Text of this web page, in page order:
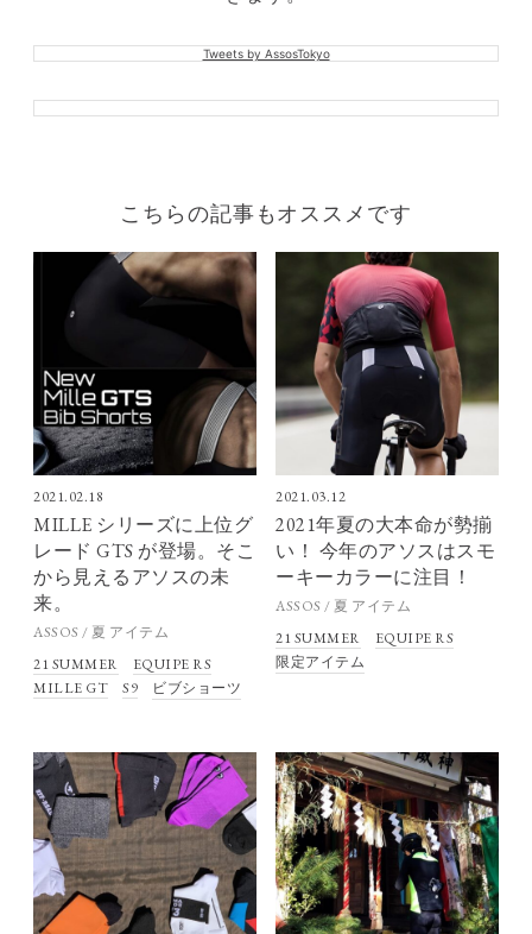
Tweets by AssosTokyo
こちらの記事もオススメです
2021.02.18
MILLE シリーズに上位グ
レード GTS が登場。そこ
から見えるアソスの未
来。
ASSOS / 夏 アイテム
21 SUMMER
EQUIPE RS
MILLE GT
S9 ビブショーツ
2021.03.12
2021年夏の大本命が勢揃
い！ 今年のアソスはスモ
ーキーカラーに注目！
ASSOS / 夏 アイテム
21 SUMMER
EQUIPE RS
限定アイテム